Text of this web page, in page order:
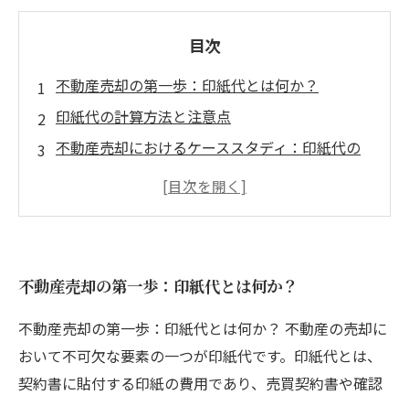
目次
不動産売却の第一歩：印紙代とは何か？
印紙代の計算方法と注意点
不動産売却におけるケーススタディ：印紙代の
不動産売却成功の鍵：印紙代を見逃すな
不動産売却の第一歩：印紙代とは何か？
不動産売却の第一歩：印紙代とは何か？ 不動産の売却に
おいて不可欠な要素の一つが印紙代です。印紙代とは、
契約書に貼付する印紙の費用であり、売買契約書や確認